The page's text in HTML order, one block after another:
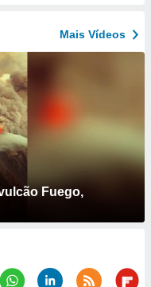
Mais Vídeos
Fuego,